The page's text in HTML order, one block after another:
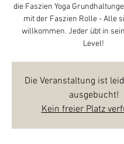
die Faszien Yoga
mit der Faszien Rolle - Alle
willkommen. Jeder übt in
Level!
Die Veranstaltung ist
ausgebucht!
Kein freier Platz